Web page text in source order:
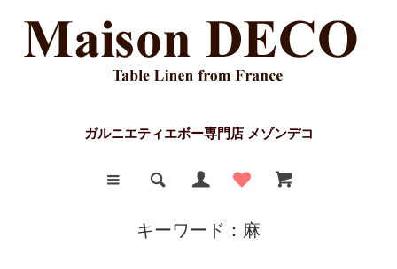
ガルニエティエボー専門店 メゾンデコ
キーワード：麻